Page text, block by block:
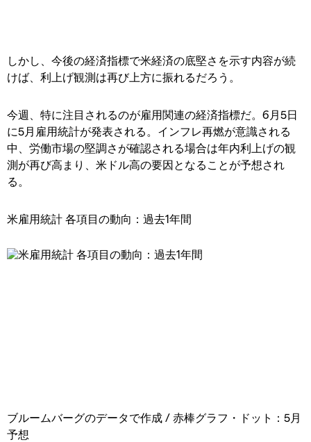
しかし、今後の経済指標で米経済の底堅さを示す内容が続
けば、利上げ観測は再び上方に振れるだろう。
今週、特に注目されるのが雇用関連の経済指標だ。6月5日
に5月雇用統計が発表される。インフレ再燃が意識される
中、労働市場の堅調さが確認される場合は年内利上げの観
測が再び高まり、米ドル高の要因となることが予想され
る。
米雇用統計 各項目の動向：過去1年間
ブルームバーグのデータで作成 / 赤棒グラフ・ドット：5月
予想